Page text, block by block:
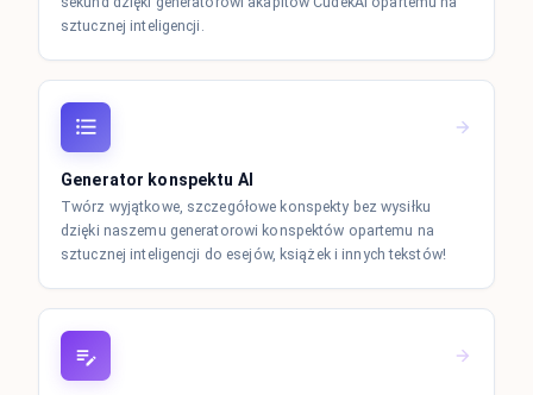
sztucznej inteligencji.
Generator konspektu AI
Twórz wyjątkowe, szczegółowe konspekty bez wysiłku
dzięki naszemu generatorowi konspektów opartemu na
sztucznej inteligencji do esejów, książek i innych tekstów!